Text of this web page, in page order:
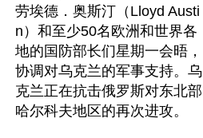
劳埃德．奥斯汀（Lloyd Austi
n）和至少50名欧洲和世界各
地的国防部长们星期一会晤，
协调对乌克兰的军事支持。乌
克兰正在抗击俄罗斯对东北部
哈尔科夫地区的再次进攻。